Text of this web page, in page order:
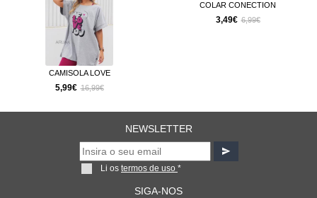
CAMISOLA LOVE
5,99€ 16,99€
COLAR CONECTION
3,49€ 6,99€
NEWSLETTER
Li os termos de uso *
SIGA-NOS